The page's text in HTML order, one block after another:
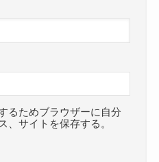
るためブラウザーに自分
、サイトを保存する。